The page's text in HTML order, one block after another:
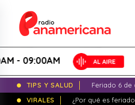
09:00AM
TIPS Y SALUD
Feriado 6
VIRALES
¿Por qué es